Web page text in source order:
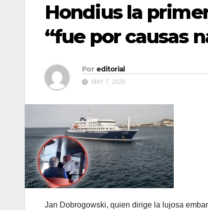
Hondius la
“fue por causas
Por editorial
MAY 7, 2026
Jan Dobrogowski, quien dirige la lujosa